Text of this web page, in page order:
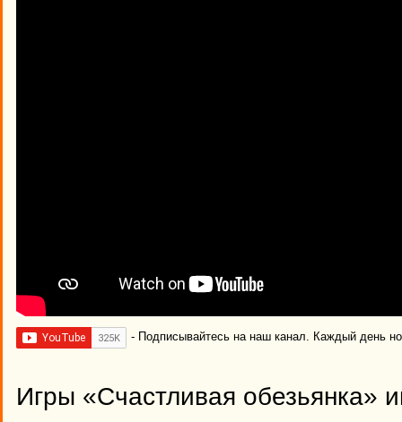
- Подписывайтесь на наш канал. Каждый день
Игры «Счастливая обезьянка»